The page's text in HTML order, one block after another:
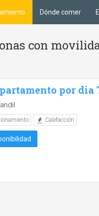
Dónde comer
con
por dia
Calefacción